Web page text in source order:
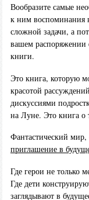
Вообразите самые
к ним воспоминания
сложной задачи, а
вашем распоряжении
книги.
Это книга, которую
красотой
дискуссиями
на Луне. Это книга
Фантастический
приглашение в
Где герои не только
Где дети
заглядывают в